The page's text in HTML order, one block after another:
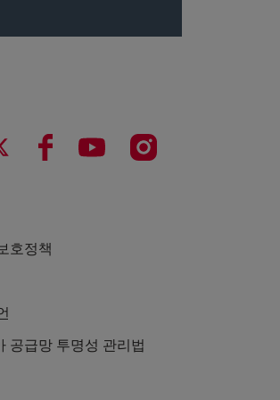
호정책
공급망 투명성 관리법